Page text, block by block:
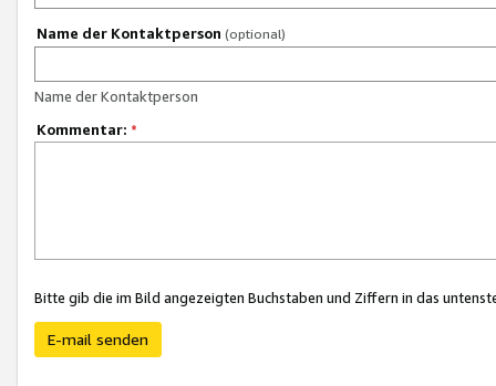
Name der Kontaktperson (optional)
Name der Kontaktperson
Kommentar: *
Bitte gib die im Bild angezeigten Buchstaben und Ziffern in das
E-mail senden